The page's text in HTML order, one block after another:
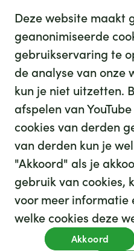
Deze website maakt
geanonimiseerde
gebruikservaring te
de analyse van onze
kun je niet uitzetten.
afspelen van
cookies van derden
van derden kun je
"Akkoord" als je
gebruik van cookies,
voor meer informatie
welke cookies deze
Akkoord
We hebben 35